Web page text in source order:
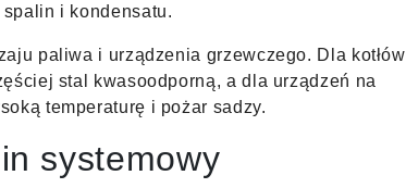
spalin i kondensatu.
paliwa i urządzenia grzewczego. Dla kotłów
stal kwasoodporną, a dla urządzeń na
temperaturę i pożar sadzy.
systemowy